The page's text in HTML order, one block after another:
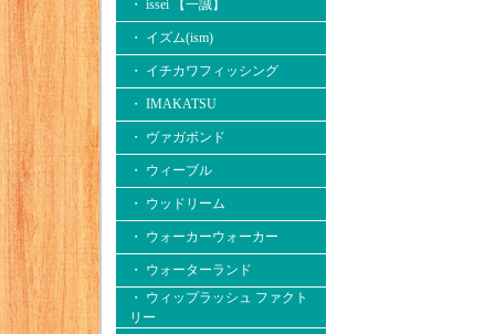
・ issei 【一誠】
・ イズム(ism)
・ イチカワフィッシング
・ IMAKATSU
・ ヴァガボンド
・ ウィーブル
・ ウッドリーム
・ ウォーカーウォーカー
・ ウォーターランド
・ ウィップラッシュ ファクト
リー